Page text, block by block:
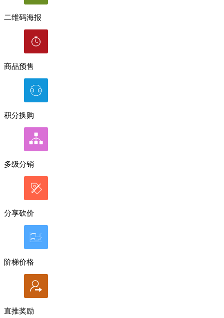
二维码海报
商品预售
积分换购
多级分销
分享砍价
阶梯价格
直推奖励